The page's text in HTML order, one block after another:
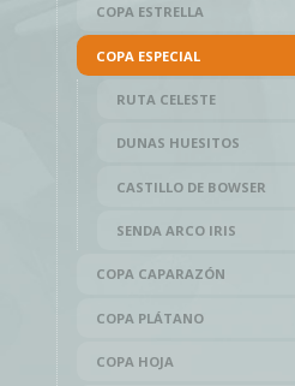
COPA ESTRELLA
COPA ESPECIAL
RUTA CELESTE
DUNAS HUESITOS
CASTILLO DE BOWSER
SENDA ARCO IRIS
COPA CAPARAZÓN
COPA PLÁTANO
COPA HOJA